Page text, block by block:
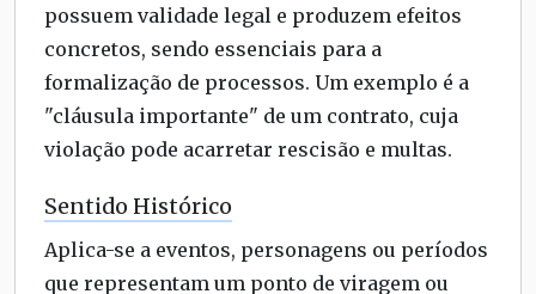
possuem validade legal e produzem efeitos
concretos, sendo essenciais para a
formalização de processos. Um exemplo é a
"cláusula importante" de um contrato, cuja
violação pode acarretar rescisão e multas.
Sentido Histórico
Aplica-se a eventos, personagens ou períodos
que representam um ponto de viragem ou